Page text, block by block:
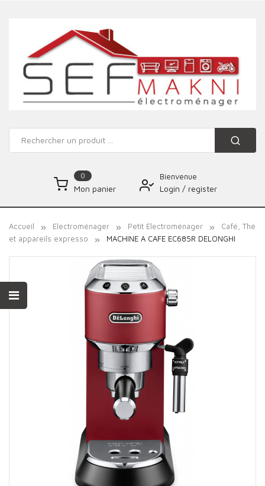
0
Mon panier
Bienvenue
Login / register
Accueil Electroménager Petit Electroménager
Café, Thé
et appareils expresso
MACHINE A CAFE EC685R DELONGHI